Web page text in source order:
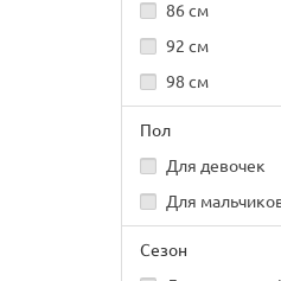
86 см
92 см
98 см
Пол
Для девочек
Для
Сезон